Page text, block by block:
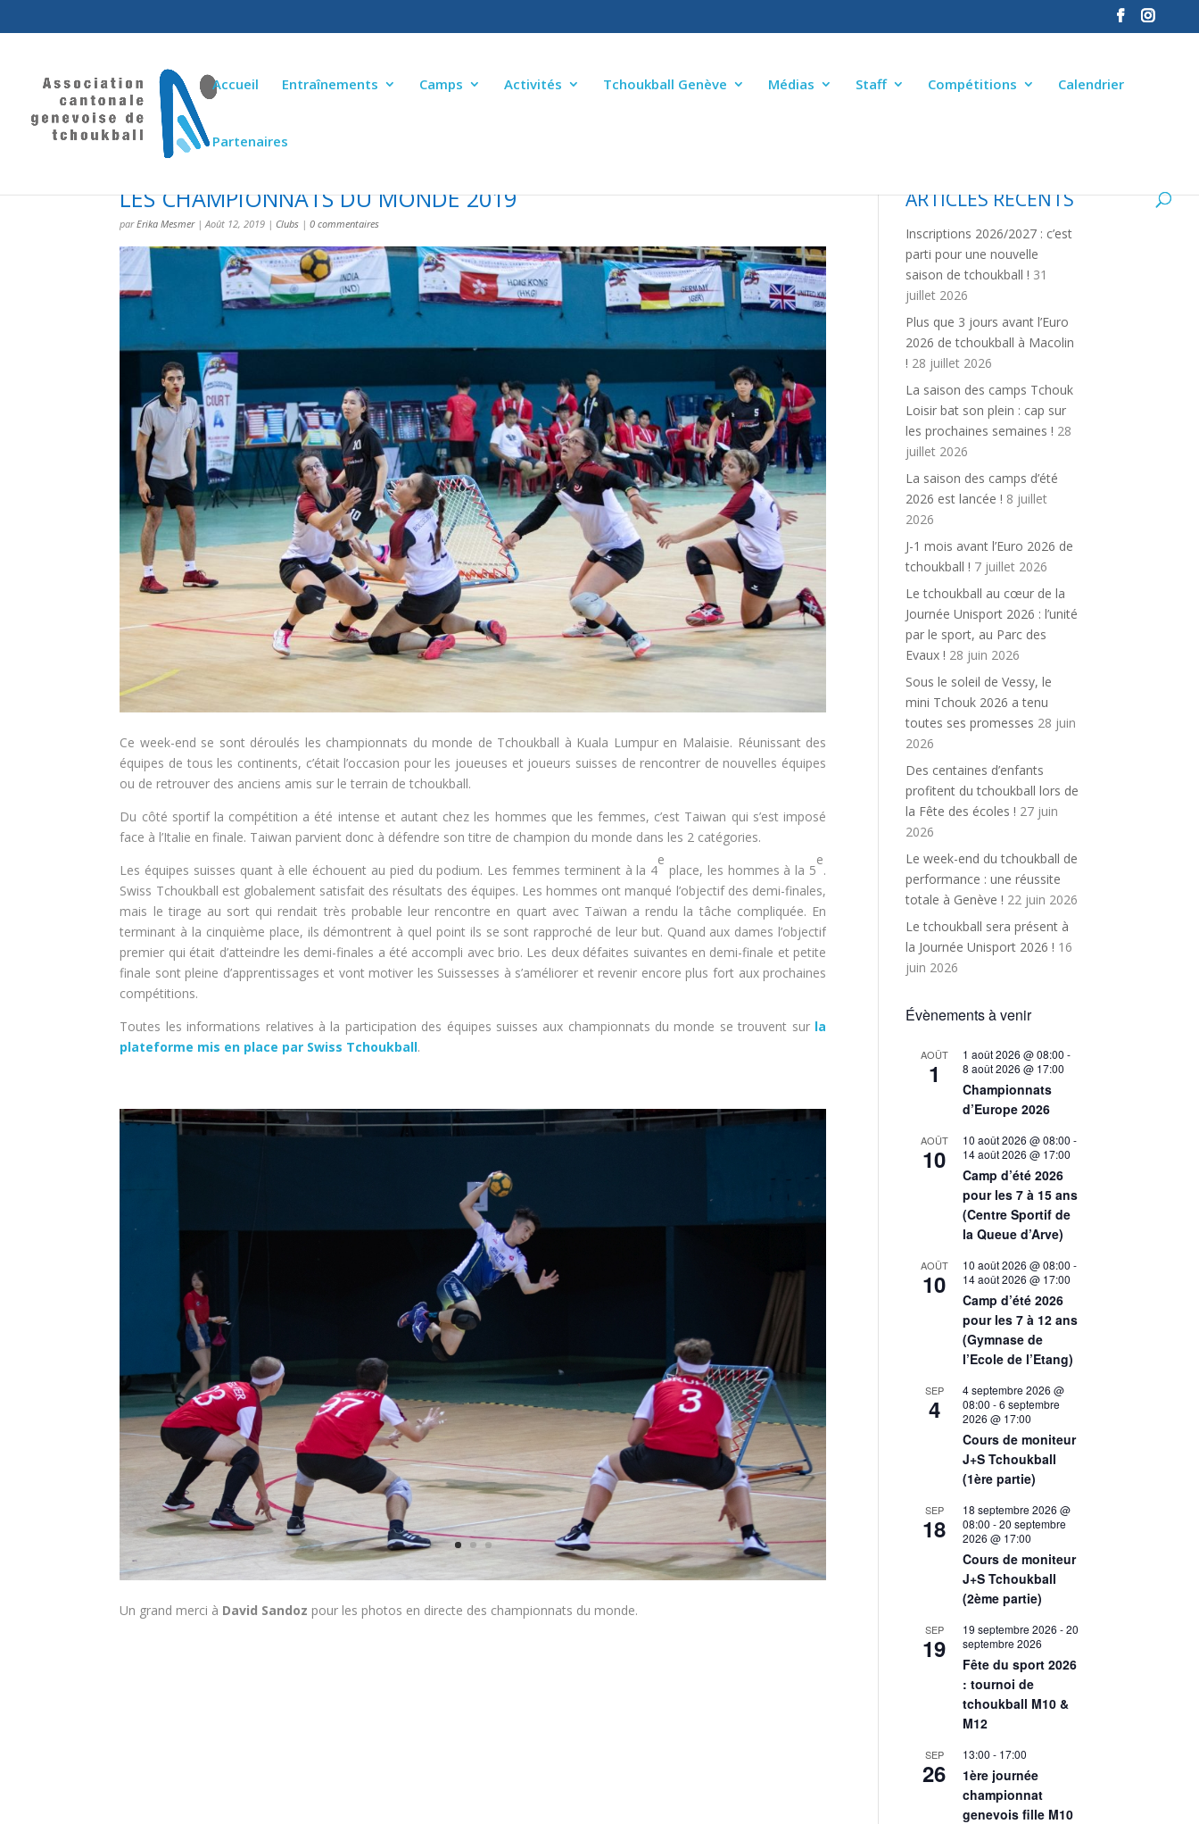
Accueil Entraînements Camps Activités Tchoukball Genève Médias Staff Compétitions Calendrier
Partenaires
LES CHAMPIONNATS DU MONDE 2019
parErika Mesmer|Août 12, 2019 | Clubs |0 commentaires
Ce week-end se sont déroulés les championnats du monde de Tchoukball à Kuala Lumpur en Malaisie. Réunissant des
équipes de tous les continents, c’était l’occasion pour les joueuses et joueurs suisses de rencontrer de nouvelles équipes
ou de retrouver des anciens amis sur le terrain de tchoukball.
Du côté sportif la compétition a été intense et autant chez les hommes que les femmes, c’est Taiwan qui s’est imposé
face à l’Italie en finale. Taiwan parvient donc à défendre son titre de champion du monde dans les 2 catégories.
Les équipes suisses quant à elle échouent au pied du podium. Les femmes terminent à la 4
e
place, les hommes à la 5
e
.
Swiss Tchoukball est globalement satisfait des résultats des équipes. Les hommes ont manqué l’objectif des demi-finales,
mais le tirage au sort qui rendait très probable leur rencontre en quart avec Taïwan a rendu la tâche compliquée. En
terminant à la cinquième place, ils démontrent à quel point ils se sont rapproché de leur but. Quand aux dames l’objectif
premier qui était d’atteindre les demi-finales a été accompli avec brio. Les deux défaites suivantes en demi-finale et petite
finale sont pleine d’apprentissages et vont motiver les Suissesses à s’améliorer et revenir encore plus fort aux prochaines
compétitions.
Toutes les informations relatives à la participation des équipes suisses aux championnats du monde se trouvent sur la
plateforme mis en place par Swiss Tchoukball.
Un grand merci à David Sandoz pour les photos en directe des championnats du monde.
ARTICLES RÉCENTS
Inscriptions 2026/2027 : c’est
parti pour une nouvelle
saison de tchoukball ! 31
juillet 2026
Plus que 3 jours avant l’Euro
2026 de tchoukball à Macolin
! 28 juillet 2026
La saison des camps Tchouk
Loisir bat son plein : cap sur
les prochaines semaines ! 28
juillet 2026
La saison des camps d’été
2026 est lancée ! 8 juillet
2026
J-1 mois avant l’Euro 2026 de
tchoukball ! 7 juillet 2026
Le tchoukball au cœur de la
Journée Unisport 2026 : l’unité
par le sport, au Parc des
Evaux ! 28 juin 2026
Sous le soleil de Vessy, le
mini Tchouk 2026 a tenu
toutes ses promesses 28 juin
2026
Des centaines d’enfants
profitent du tchoukball lors de
la Fête des écoles ! 27 juin
2026
Le week-end du tchoukball de
performance : une réussite
totale à Genève ! 22 juin 2026
Le tchoukball sera présent à
la Journée Unisport 2026 ! 16
juin 2026
Évènements à venir
AOÛT
1
1 août 2026 @ 08:00 -
8 août 2026 @ 17:00
Championnats
d’Europe 2026
AOÛT
10
10 août 2026 @ 08:00 -
14 août 2026 @ 17:00
Camp d’été 2026
pour les 7 à 15 ans
(Centre Sportif de
la Queue d’Arve)
AOÛT
10
10 août 2026 @ 08:00 -
14 août 2026 @ 17:00
Camp d’été 2026
pour les 7 à 12 ans
(Gymnase de
l’Ecole de l’Etang)
SEP
4
4 septembre 2026 @
08:00 -6 septembre
2026 @ 17:00
Cours de moniteur
J+S Tchoukball
(1ère partie)
SEP
18
18 septembre 2026 @
08:00 -20 septembre
2026 @ 17:00
Cours de moniteur
J+S Tchoukball
(2ème partie)
SEP
19
19 septembre 2026 -20
septembre 2026
Fête du sport 2026
: tournoi de
tchoukball M10 &
M12
SEP
26
13:00 - 17:00
1ère journée
championnat
genevois fille M10